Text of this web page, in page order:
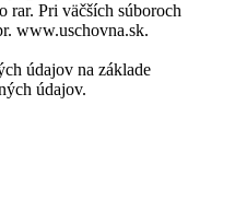
rar. Pri väčších súboroch
www.uschovna.sk.
údajov na základe
údajov.